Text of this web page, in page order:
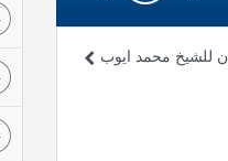
للشيخ محمد ايوب